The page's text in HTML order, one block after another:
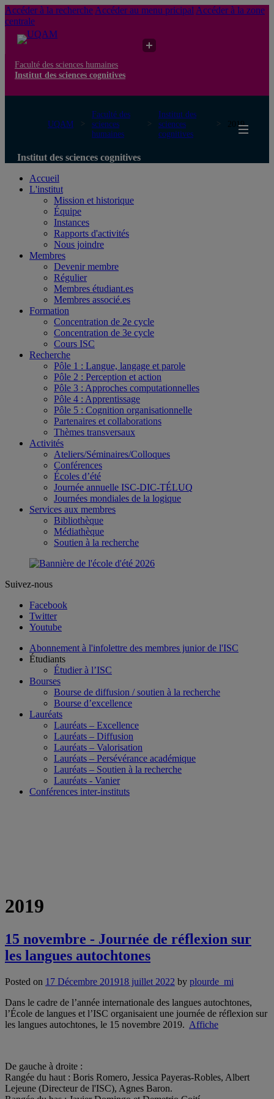
Accéder à la recherche Accéder au menu pricipal Accéder à la zone
centrale
Faculté des sciences humaines
Institut des sciences cognitives
UQAM
Faculté des
sciences
humaines
Institut des
sciences
cognitives
2019
Institut des sciences cognitives
Accueil
L'institut
Mission et historique
Équipe
Instances
Rapports d'activités
Nous joindre
Membres
Devenir membre
Régulier
Membres étudiant.es
Membres associé.es
Formation
Concentration de 2e cycle
Concentration de 3e cycle
Cours ISC
Recherche
Pôle 1 : Langue, langage et parole
Pôle 2 : Perception et action
Pôle 3 : Approches computationnelles
Pôle 4 : Apprentissage
Pôle 5 : Cognition organisationnelle
Partenaires et collaborations
Thèmes transversaux
Activités
Ateliers/Séminaires/Colloques
Conférences
Écoles d’été
Journée annuelle ISC-DIC-TÉLUQ
Journées mondiales de la logique
Services aux membres
Bibliothèque
Médiathèque
Soutien à la recherche
Suivez-nous
Facebook
Twitter
Youtube
Abonnement à l'infolettre des membres junior de l'ISC
Étudiants
Étudier à l’ISC
Bourses
Bourse de diffusion / soutien à la recherche
Bourse d’excellence
Lauréats
Lauréats – Excellence
Lauréats – Diffusion
Lauréats – Valorisation
Lauréats – Persévérance académique
Lauréats – Soutien à la recherche
Lauréats - Vanier
Conférences inter-instituts
2019
15 novembre - Journée de réflexion sur
les langues autochtones
Posted on 17 Décembre 201918 juillet 2022 by plourde_mi
Dans le cadre de l’année internationale des langues autochtones,
l’École de langues et l’ISC organisaient une journée de réflexion sur
les langues autochtones, le 15 novembre 2019. Affiche
De gauche à droite :
Rangée du haut : Boris Romero, Jessica Payeras-Robles, Albert
Lejeune (Directeur de l'ISC), Agnes Baron.